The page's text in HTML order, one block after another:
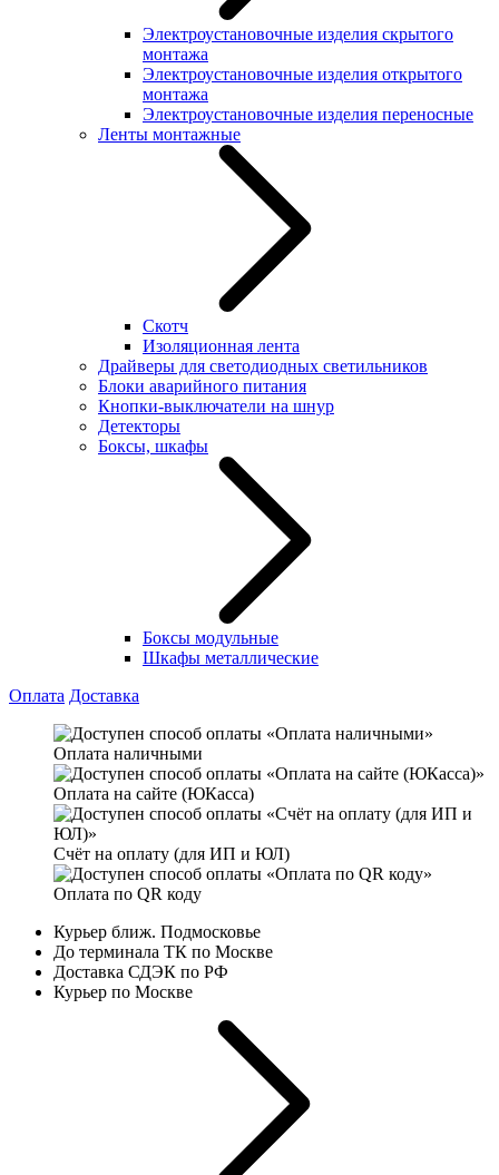
Электроустановочные изделия скрытого
монтажа
Электроустановочные изделия открытого
монтажа
Электроустановочные изделия переносные
Ленты монтажные
Скотч
Изоляционная лента
Драйверы для светодиодных светильников
Блоки аварийного питания
Кнопки-выключатели на шнур
Детекторы
Боксы, шкафы
Боксы модульные
Шкафы металлические
Оплата Доставка
Оплата наличными
Оплата на сайте (ЮКасса)
Счёт на оплату (для ИП и ЮЛ)
Оплата по QR коду
Курьер ближ. Подмосковье
До терминала ТК по Москве
Доставка СДЭК по РФ
Курьер по Москве